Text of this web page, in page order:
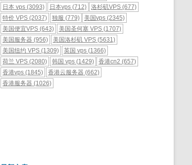
日本 vps (3093) 日本vps(712) 洛杉矶VPS (677)
特价 VPS (2037) 独服 (779) 美国vps (2345)
美国便宜VPS (643) 美国圣何塞 VPS(1707)
美国服务器 (956) 美国洛杉矶 VPS(5631)
美国纽约 VPS (1309) 英国 vps(1366)
荷兰 VPS (2080) 韩国 vps(1429) 香港cn2 (657)
香港vps (1845) 香港云服务器 (662)
香港服务器 (1026)